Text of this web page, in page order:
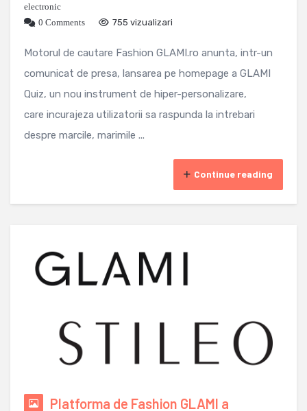
electronic
0 Comments
755 vizualizari
Motorul de cautare Fashion GLAMI.ro anunta, intr-un
comunicat de presa, lansarea pe homepage a GLAMI
Quiz, un nou instrument de hiper-personalizare,
care incurajeza utilizatorii sa raspunda la intrebari
despre marcile, marimile ...
Continue reading
Platforma de Fashion GLAMI a